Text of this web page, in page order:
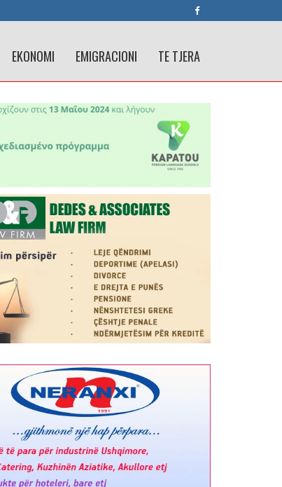
EKONOMI EMIGRACIONI TE TJERA